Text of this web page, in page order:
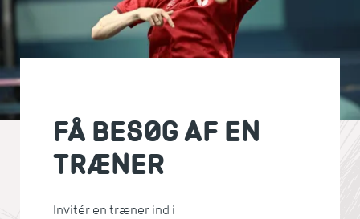
FÅ BESØG AF EN
TRÆNER
Invitér en træner ind i